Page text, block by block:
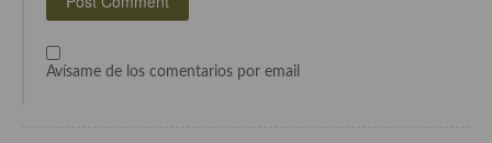
Cocina Ecuatoriana
Avísame de los comentarios por email